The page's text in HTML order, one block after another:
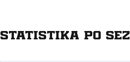
Statistika po